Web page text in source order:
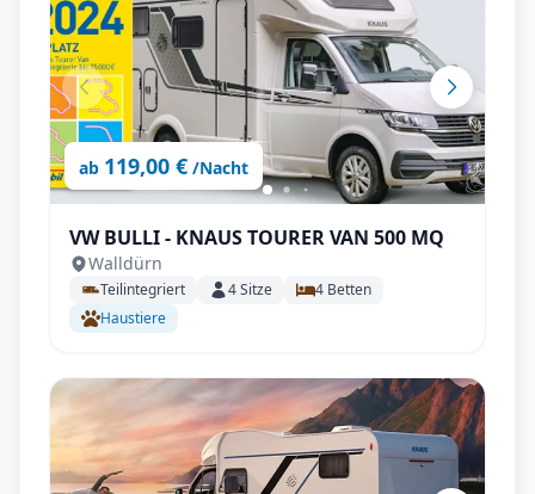
ab 119,00 € /Nacht
VW BULLI - KNAUS TOURER VAN 500 MQ
Walldürn
Teilintegriert 4Sitze 4 Betten
Haustiere